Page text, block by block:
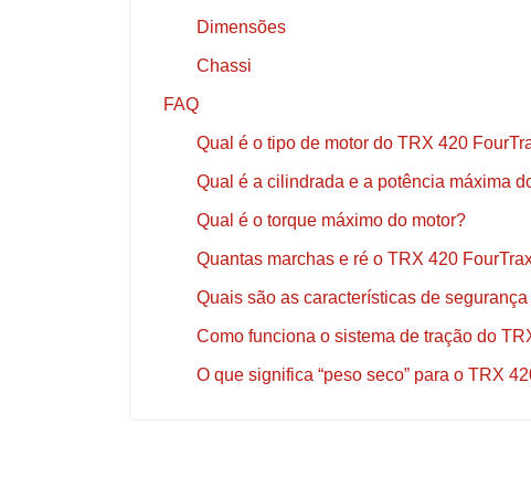
Dimensões
Chassi
FAQ
Qual é o tipo de motor do TRX 420
Qual é a cilindrada e a potência máxima
Qual é o torque máximo do motor?
Quantas marchas e ré o TRX 420
Quais são as características de
Como funciona o sistema de tração do
O que significa “peso seco” para o TRX